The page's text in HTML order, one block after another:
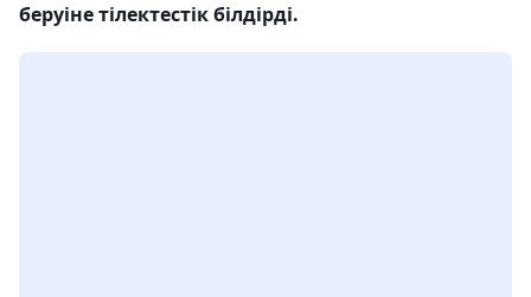
беруіне тілектестік білдірді.